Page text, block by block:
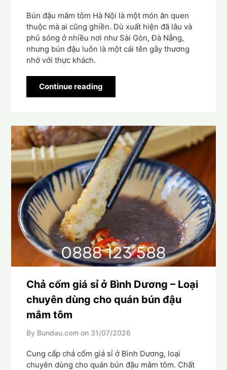
Bún đậu mắm tôm Hà Nội là một món ăn quen
thuộc mà ai cũng ghiền. Dù xuất hiện đã lâu và
phủ sóng ở nhiều nơi như Sài Gòn, Đà Nẵng,
nhưng bún đậu luôn là một cái tên gây thương
nhớ với thực khách.
Continue reading
Chả cốm giá sỉ ở Bình Dương – Loại
chuyên dùng cho quán bún đậu
mắm tôm
By Bundau.com on 31/07/2026
Cung cấp chả cốm giá sỉ ở Bình Dương, loại
chuyên dùng cho quán bún đậu mắm tôm. Chất